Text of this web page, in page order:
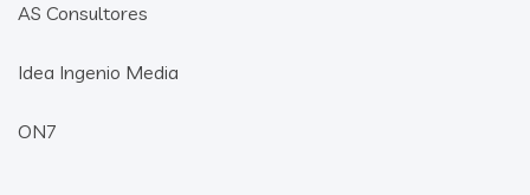
AS Consultores
Idea Ingenio Media
ON7